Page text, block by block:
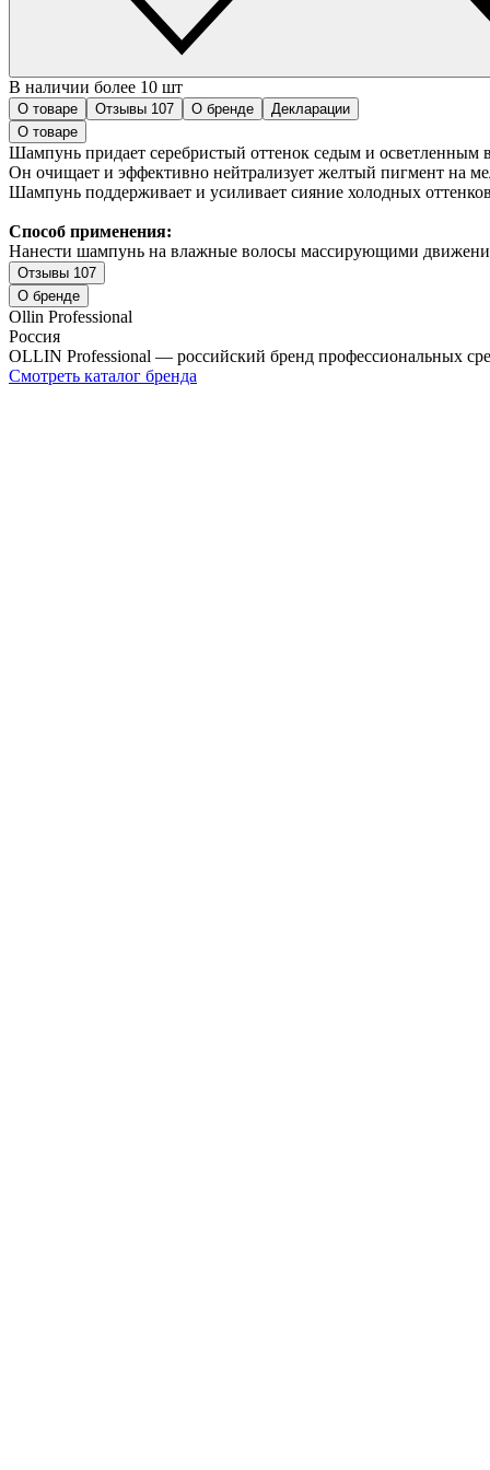
В наличии более 10 шт
О товаре Отзывы 107 О бренде
Декларации
О товаре
Шампунь придает серебристый оттенок седым и
Он очищает и эффективно нейтрализует желтый пигмент на
Шампунь поддерживает и усиливает сияние холодных
Способ применения:
Нанести шампунь на влажные волосы массирующими
Отзывы 107
О бренде
Ollin Professional
Россия
OLLIN Professional — российский бренд профессиональных
Смотреть каталог бренда